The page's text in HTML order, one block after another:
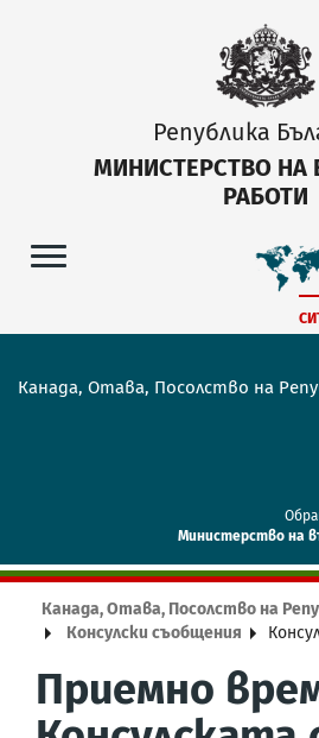
Република
МИНИСТЕРСТВО НА
РАБОТИ
Канада, Отава, Посолство на
Mинистерство на
Канада, Отава, Посолство на
Консулски съобщения
Приемно